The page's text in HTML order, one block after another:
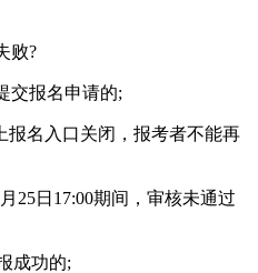
败?
报名申请的;
名入口关闭，报考者不能再
日17:00期间，审核未通过
成功的;